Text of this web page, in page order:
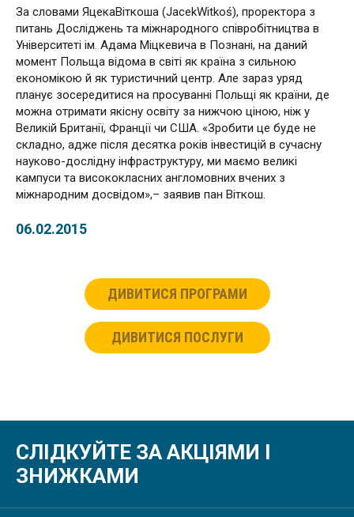
За словами ЯцекаВіткоша (JacekWitkoś), проректора з
питань Досліджень та міжнародного співробітництва в
Університеті ім. Адама Міцкевича в Познані, на даний
момент Польща відома в світі як країна з сильною
економікою й як туристичний центр. Але зараз уряд
планує зосередитися на просуванні Польщі як країни, де
можна отримати якісну освіту за нижчою ціною, ніж у
Великій Британії, Франції чи США. «Зробити це буде не
складно, адже після десятка років інвестицій в сучасну
науково-дослідну інфраструктуру, ми маємо великі
кампуси та висококласних англомовних вчених з
міжнародним досвідом»,– заявив пан Віткош.
06.02.2015
ДИВИТИСЯ ПРОГРАМИ
ДИВИТИСЯ ПОСЛУГИ
СЛІДКУЙТЕ ЗА АКЦІЯМИ І
ЗНИЖКАМИ